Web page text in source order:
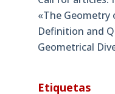
«The Geometry
Definition and
Geometrical
Etiquetas